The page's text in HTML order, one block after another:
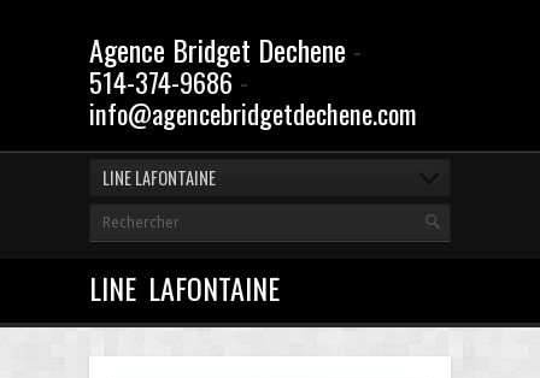
Agence Bridget Dechene -
514-374-9686 -
info@agencebridgetdechene.com
LINE LAFONTAINE
LINE LAFONTAINE